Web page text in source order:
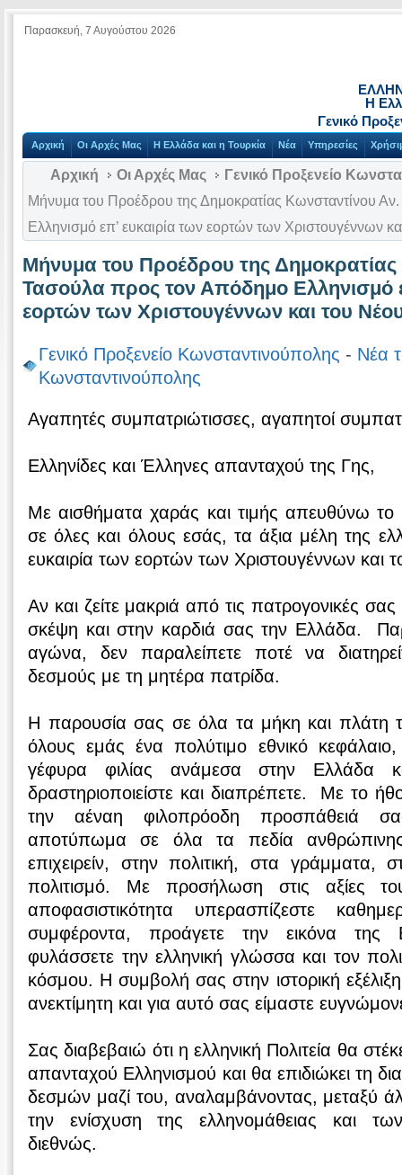
Παρασκευή, 7 Αυγούστου 2026
Η
Γενικό
Αρχική Οι Αρχές Μας Η Ελλάδα και η Τουρκία Νέα Υπηρεσίες
Αρχική Οι Αρχές Μας
Γενικό Προξενείο
Μήνυμα του Προέδρου της Δημοκρατίας Κωνσταντίνου
Ελληνισμό επ’ ευκαιρία των εορτών των Χριστουγέννων
Μήνυμα του Προέδρου της
Τασούλα προς τον Απόδημο Ελληνισμό
εορτών των Χριστουγέννων και του
Γενικό Προξενείο Κωνσταντινούπολης - Νέα
Κωνσταντινούπολης
Αγαπητές συμπατριώτισσες, αγαπητοί
Ελληνίδες και Έλληνες απανταχού της Γης,
Mε αισθήματα χαράς και τιμής απευθύνω το
σε όλες και όλους εσάς, τα άξια μέλη της
ευκαιρία των εορτών των Χριστουγέννων και
Αν και ζείτε μακριά από τις πατρογονικές
σκέψη και στην καρδιά σας την Ελλάδα.
αγώνα, δεν παραλείπετε ποτέ να
δεσμούς με τη μητέρα πατρίδα.
Η παρουσία σας σε όλα τα μήκη και πλάτη
όλους εμάς ένα πολύτιμο εθνικό
γέφυρα φιλίας ανάμεσα στην Ελλάδα
δραστηριοποιείστε και διαπρέπετε. Με το
την αέναη φιλοπρόοδη προσπάθειά
αποτύπωμα σε όλα τα πεδία ανθρώπινης
επιχειρείν, στην πολιτική, στα γράμματα,
πολιτισμό. Με προσήλωση στις αξίες
αποφασιστικότητα υπερασπίζεστε
συμφέροντα, προάγετε την εικόνα της
φυλάσσετε την ελληνική γλώσσα και τον
κόσμου. Η συμβολή σας στην ιστορική
ανεκτίμητη και για αυτό σας είμαστε
Σας διαβεβαιώ ότι η ελληνική Πολιτεία θα
απανταχού Ελληνισμού και θα επιδιώκει τη
δεσμών μαζί του, αναλαμβάνοντας, μεταξύ
την ενίσχυση της ελληνομάθειας και
διεθνώς.